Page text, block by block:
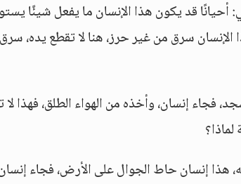
أحيانًا قد يكون هذا الإنسان ما يفعل شيئًا
الإنسان سرق من غير حرز، هنا لا تقطع يده،
فجاء إنسان، وأخذه من الهواء الطلق، فهذا
إنسان حاط الجوال على الأرض، فجاء